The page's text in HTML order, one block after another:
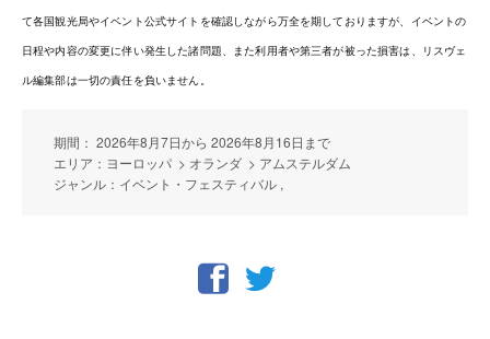
て各国観光局やイベント公式サイトを確認しながら万全を期しておりますが、イベントの
日程や内容の変更に伴い発生した諸問題、また利用者や第三者が被った損害は、リスヴェ
ル編集部は一切の責任を負いません。
期間： 2026年8月7日から 2026年8月16日まで
エリア：ヨーロッパ > オランダ > アムステルダム
ジャンル：イベント・フェスティバル ,